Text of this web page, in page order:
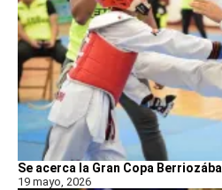
Se acerca la Gran Copa Berriozábal
19 mayo, 2026